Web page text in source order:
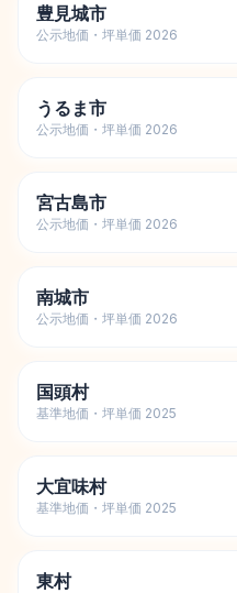
豊見城市
公示地価・坪単価 2026
うるま市
公示地価・坪単価 2026
宮古島市
公示地価・坪単価 2026
南城市
公示地価・坪単価 2026
国頭村
基準地価・坪単価 2025
大宜味村
基準地価・坪単価 2025
東村